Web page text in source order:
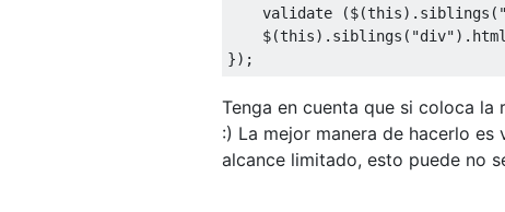
    validate
($(this). siblings (
    $
(this). siblings ( "div"). html
});
Tenga en cuenta que si coloca
:) La mejor manera de hacerlo
alcance limitado, esto puede no